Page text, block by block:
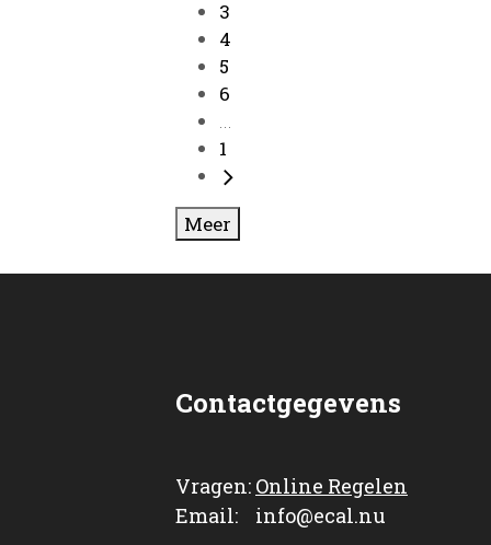
3
4
5
6
...
1
Meer
Contactgegevens
Vragen: Online Regelen
Email: info@ecal.nu